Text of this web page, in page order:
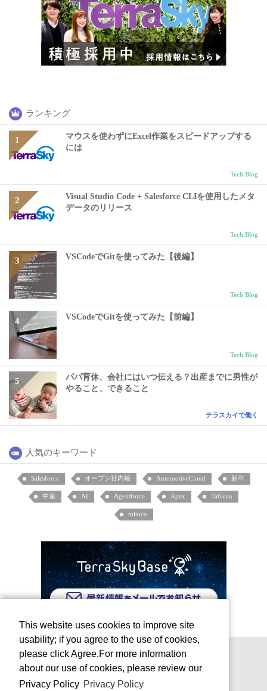
ランキング
マウスを使わずにExcel作業をスピードアップする
には
Tech Blog
Visual Studio Code + Salesforce CLIを使用したメタ
データのリリース
Tech Blog
VSCodeでGitを使ってみた【後編】
Tech Blog
VSCodeでGitを使ってみた【前編】
Tech Blog
パパ育休、会社にはいつ伝える？出産までに男性が
やること、できること
テラスカイで働く
人気のキーワード
Salesforce オープン社内報 AutomotiveCloud 新卒
中途 AI Agentforce Apex Tableau
mitoco
This website uses cookies to improve site
usability; if you agree to the use of cookies,
please click Agree.For more information
about our use of cookies, please review our
Privacy Policy Privacy Policy